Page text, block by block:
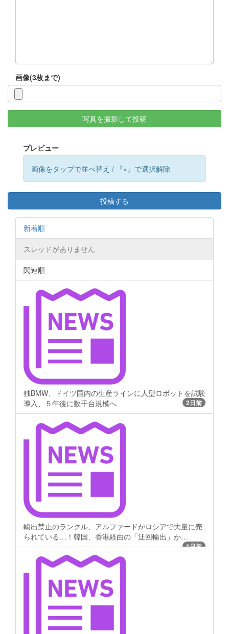
画像(3枚まで)
写真を撮影して投稿
プレビュー
画像をタップで並べ替え / 『×』で選択解除
投稿する
新着順
スレッドがありません
関連順
独BMW、ドイツ国内の生産ラインに人型ロボットを試験
導入、５年後に数千台規模へ
2日前
輸出禁止のランクル、アルファードがロシアで大量に売
られている…！韓国、香港経由の「迂回輸出」か…
1日前